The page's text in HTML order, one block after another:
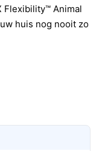
Flexibility™ Animal
huis nog nooit zo
voordelen